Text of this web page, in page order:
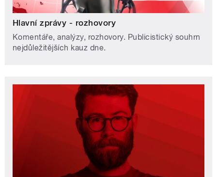
Hlavní zprávy - rozhovory
Komentáře, analýzy, rozhovory. Publicistický souhrn
nejdůležitějších kauz dne.